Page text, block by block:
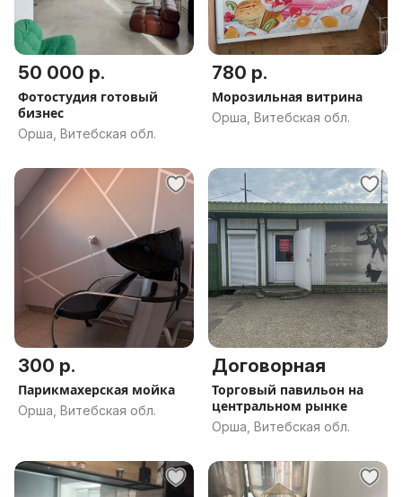
50 000 р.
Фотостудия готовый
бизнес
Орша, Витебская обл.
780 р.
Морозильная витрина
Орша, Витебская обл.
300 р.
Парикмахерская мойка
Орша, Витебская обл.
Договорная
Торговый павильон на
центральном рынке
Орша, Витебская обл.